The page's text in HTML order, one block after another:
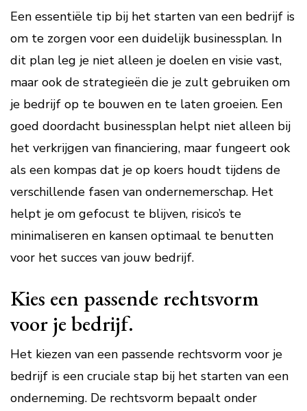
Een essentiële tip bij het starten van een bedrijf is
om te zorgen voor een duidelijk businessplan. In
dit plan leg je niet alleen je doelen en visie vast,
maar ook de strategieën die je zult gebruiken om
je bedrijf op te bouwen en te laten groeien. Een
goed doordacht businessplan helpt niet alleen bij
het verkrijgen van financiering, maar fungeert ook
als een kompas dat je op koers houdt tijdens de
verschillende fasen van ondernemerschap. Het
helpt je om gefocust te blijven, risico’s te
minimaliseren en kansen optimaal te benutten
voor het succes van jouw bedrijf.
Kies een passende rechtsvorm
voor je bedrijf.
Het kiezen van een passende rechtsvorm voor je
bedrijf is een cruciale stap bij het starten van een
onderneming. De rechtsvorm bepaalt onder